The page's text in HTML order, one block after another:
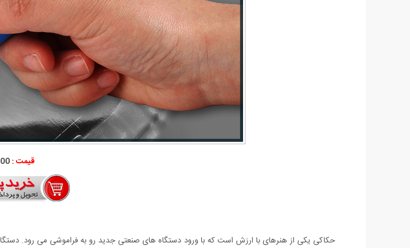
قیمت :
حکاکی یکی از هنرهای با ارزش است که با ورود دستگاه های صنعتی جدید رو به فراموشی می رود.